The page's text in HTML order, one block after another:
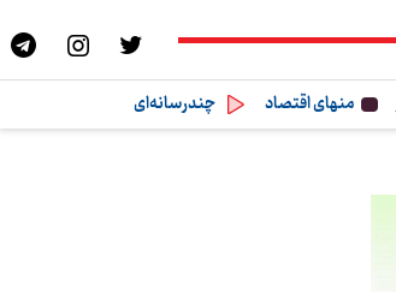
منهای اقتصاد
چندرسانه‌ای